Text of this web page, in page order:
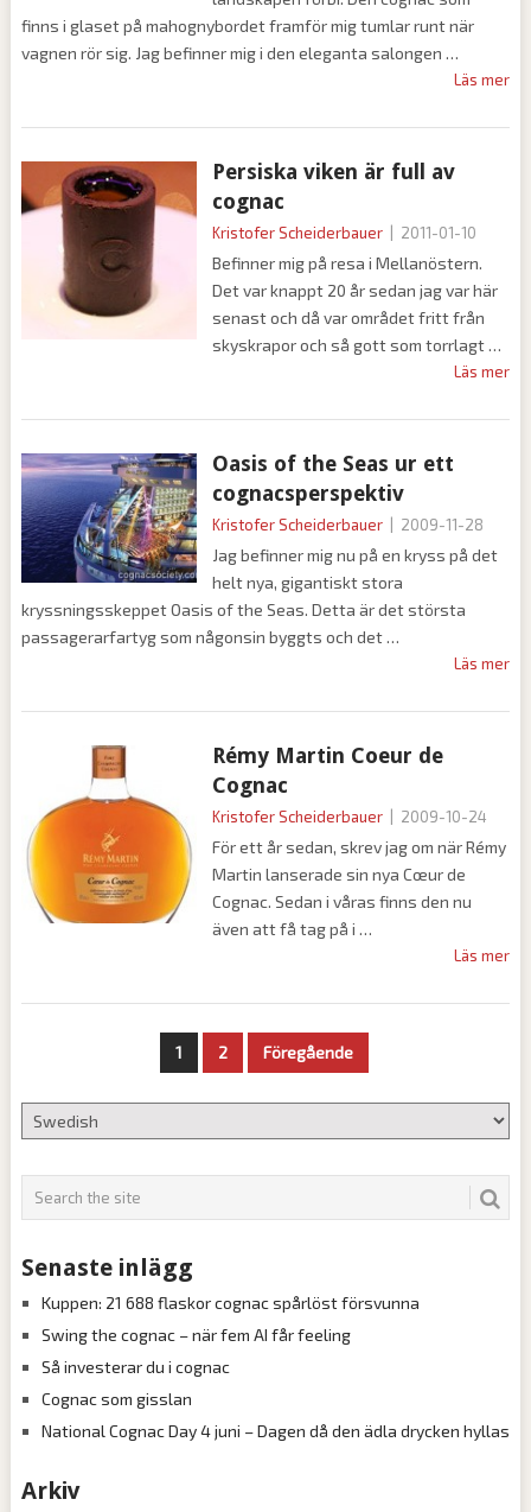
finns i glaset på mahognybordet framför mig tumlar runt när
vagnen rör sig. Jag befinner mig i den eleganta salongen
Läs mer
Persiska viken är full av
cognac
Kristofer Scheiderbauer 2011-01-10
Befinner mig på resa i Mellanöstern.
Det var knappt 20 år sedan jag var här
senast och då var området fritt från
skyskrapor och så gott som torrlagt
Läs mer
Oasis of the Seas ur ett
cognacsperspektiv
Kristofer Scheiderbauer 2009-11-28
Jag befinner mig nu på en kryss på det
helt nya, gigantiskt stora
kryssningsskeppet Oasis of the Seas. Detta är det största
passagerarfartyg som någonsin byggts och det
Läs mer
Rémy Martin Coeur de
Cognac
Kristofer Scheiderbauer 2009-10-24
För ett år sedan, skrev jag om när Rémy
Martin lanserade sin nya Cœur de
Cognac. Sedan i våras finns den nu
även att få tag på i
Läs mer
Sidnumrering
inlägg
1 2 Föregående
Senaste inlägg
Kuppen: 21 688 flaskor cognac spårlöst försvunna
Swing the cognac – när fem AI får feeling
Så investerar du i cognac
Cognac som gisslan
National Cognac Day 4 juni – Dagen då den ädla drycken hyllas
Arkiv